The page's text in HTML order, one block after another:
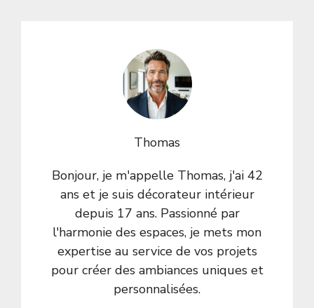
Thomas
Bonjour, je m'appelle Thomas, j'ai 42
ans et je suis décorateur intérieur
depuis 17 ans. Passionné par
l'harmonie des espaces, je mets mon
expertise au service de vos projets
pour créer des ambiances uniques et
personnalisées.